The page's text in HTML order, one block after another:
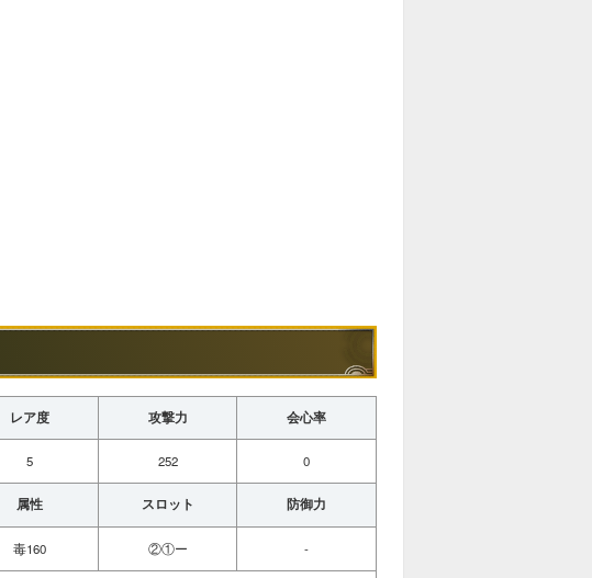
レア度 攻撃力 会心率
5 252 0
属性 スロット 防御力
毒160 ②①ー -